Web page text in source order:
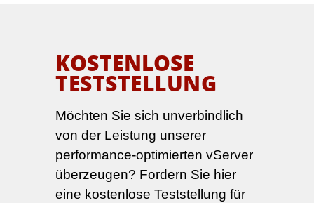
KOSTENLOSE
TESTSTELLUNG
Möchten Sie sich unverbindlich
von der Leistung unserer
performance-optimierten vServer
überzeugen? Fordern Sie hier
eine kostenlose Teststellung für